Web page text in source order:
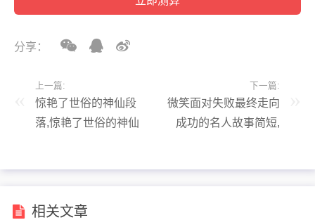
分享：
上一篇:
惊艳了世俗的神仙段
落,惊艳了世俗的神仙
下一篇:
微笑面对失败最终走向
成功的名人故事简短,
相关文章